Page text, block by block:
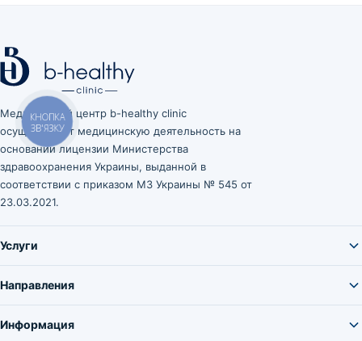
Медицинский центр b-healthy clinic
осуществляет медицинскую деятельность на
основании лицензии Министерства
здравоохранения Украины, выданной в
соответствии с приказом МЗ Украины № 545 от
23.03.2021.
Услуги
Направления
Информация
КНОПКА
ЗВ'ЯЗКУ